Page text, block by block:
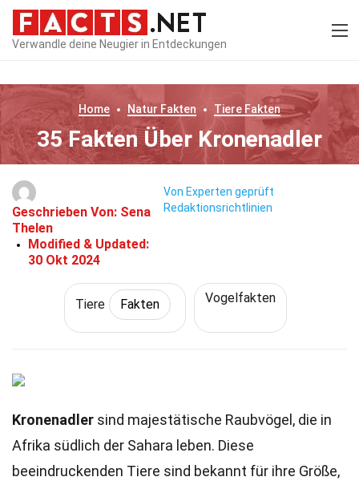
Verwandle deine Neugier in Entdeckungen
Home Natur Fakten Tiere Fakten
35 Fakten Über Kronenadler
Geschrieben Von: Sena
Thelen
Modified & Updated:
30 Okt 2024
Von Experten geprüft
Redaktionsrichtlinien
Tiere Fakten Vogelfakten
Kronenadler sind majestätische Raubvögel, die in
Afrika südlich der Sahara leben. Diese
beeindruckenden Tiere sind bekannt für ihre Größe,